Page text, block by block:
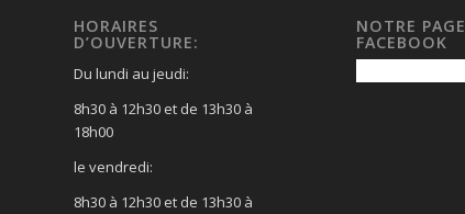
HORAIRES
D’OUVERTURE:
Du lundi au jeudi:
8h30 à 12h30 et de 13h30 à
18h00
le vendredi:
8h30 à 12h30 et de 13h30 à
NOTRE PAGE
FACEBOOK